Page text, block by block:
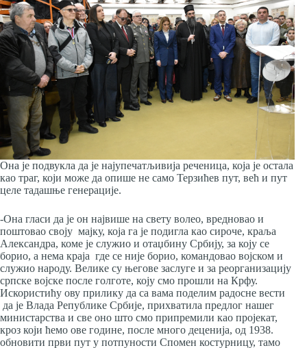
Она је подвукла да је најупечатљивија реченица, која је остала
као траг, који може да опише не само Терзићев пут, већ и пут
целе тадашње генерације.
-Она гласи да је он највише на свету волео, вредновао и
поштовао своју мајку, која га је подигла као сироче, краља
Александра, коме је служио и отаџбину Србију, за коју се
борио, а нема краја где се није борио, командовао војском и
служио народу. Велике су његове заслуге и за реорганизацију
српске војске после голготе, коју смо прошли на Крфу.
Искористићу ову прилику да са вама поделим радосне вести
да је Влада Републике Србије, прихватила предлог нашег
министарства и све оно што смо припремили као пројекат,
кроз који ћемо ове године, после много деценија, од 1938.
обновити први пут у потпуности Спомен костурницу, тамо